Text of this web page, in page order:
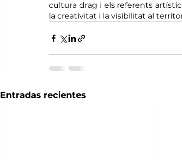
cultura drag i els referents
la creativitat i la visibilitat al
Entradas recientes